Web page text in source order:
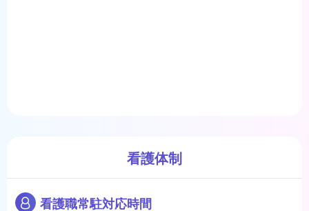
看護体制
看護職常駐対応時間